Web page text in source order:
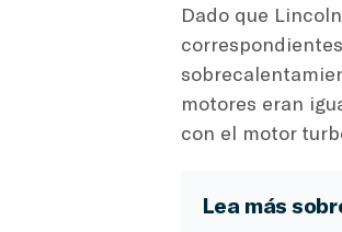
Dado que
motores eran
con el motor
Lea más